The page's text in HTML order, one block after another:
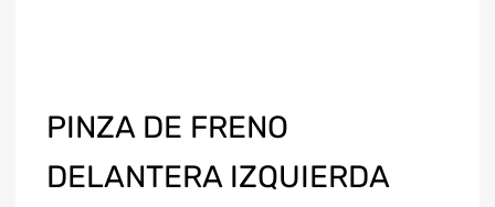
PINZA DE FRENO
DELANTERA IZQUIERDA